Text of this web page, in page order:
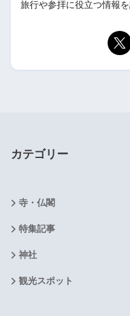
旅行や参拝に役立つ情報を
カテゴリー
寺・仏閣
特集記事
神社
観光スポット